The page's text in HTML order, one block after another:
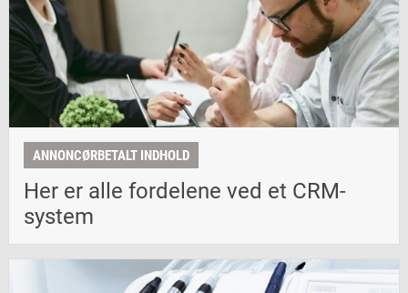
ANNONCØRBETALT INDHOLD
Her er alle fordelene ved et CRM-
system